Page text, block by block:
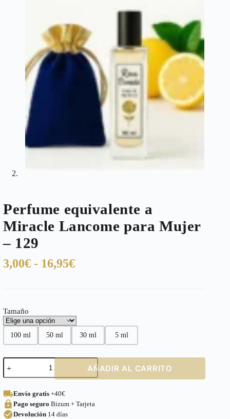
Perfume equivalente a
Miracle Lancome para Mujer
– 129
3,00€ - 16,95€Rango
3,00€
hasta
16,95€
Tamaño
100 ml 50 ml 30 ml 5 ml
Perfume
equivalente
a
Lancome
para
Mujer
AÑADIR AL CARRITO
Envío gratis +40€
Pago seguro Bizum + Tarjeta
Devolución 14 días